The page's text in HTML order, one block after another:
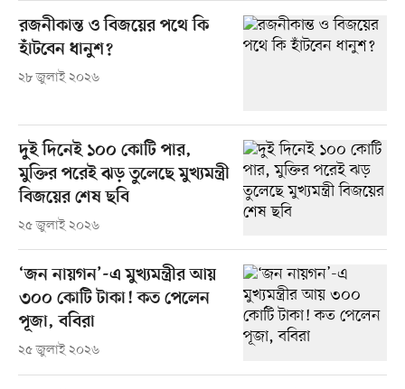
রজনীকান্ত ও বিজয়ের পথে কি
হাঁটবেন ধানুশ?
২৮ জুলাই ২০২৬
দুই দিনেই ১০০ কোটি পার,
মুক্তির পরেই ঝড় তুলেছে মুখ্যমন্ত্রী
বিজয়ের শেষ ছবি
২৫ জুলাই ২০২৬
‘জন নায়গন’-এ মুখ্যমন্ত্রীর আয়
৩০০ কোটি টাকা! কত পেলেন
পূজা, ববিরা
২৫ জুলাই ২০২৬